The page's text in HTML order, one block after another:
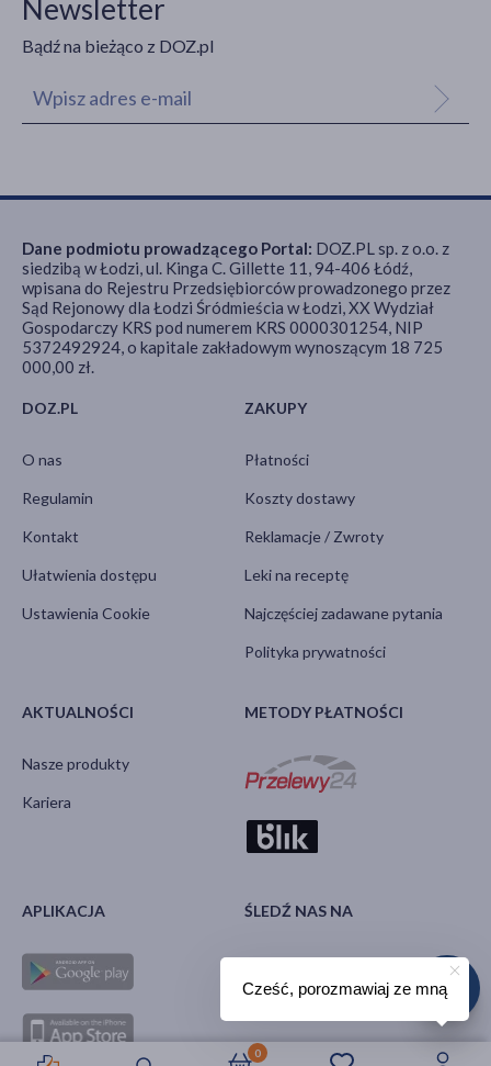
0
Newsletter
Bądź na bieżąco z DOZ.pl
DOZ.PL
O nas
Regulamin
Kontakt
Ułatwienia dostępu
Ustawienia Cookie
ZAKUPY
Płatności
Koszty dostawy
Reklamacje / Zwroty
Leki na receptę
Najczęściej zadawane pytania
Polityka prywatności
AKTUALNOŚCI
Nasze produkty
Kariera
METODY PŁATNOŚCI
APLIKACJA ŚLEDŹ NAS NA
Dane podmiotu prowadzącego Portal: DOZ.PL sp. z o.o. z
siedzibą w Łodzi, ul. Kinga C. Gillette 11, 94-406 Łódź,
wpisana do Rejestru Przedsiębiorców prowadzonego przez
Sąd Rejonowy dla Łodzi Śródmieścia w Łodzi, XX Wydział
Gospodarczy KRS pod numerem KRS 0000301254, NIP
5372492924, o kapitale zakładowym wynoszącym 18 725
000,00 zł.
Cześć, porozmawiaj ze mną